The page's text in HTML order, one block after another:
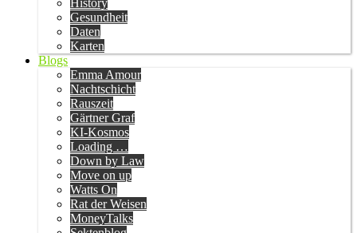
History
Gesundheit
Daten
Karten
Blogs
Emma Amour
Nachtschicht
Rauszeit
Gärtner Graf
KI-Kosmos
Loading …
Down by Law
Move on up
Watts On
Rat der Weisen
MoneyTalks